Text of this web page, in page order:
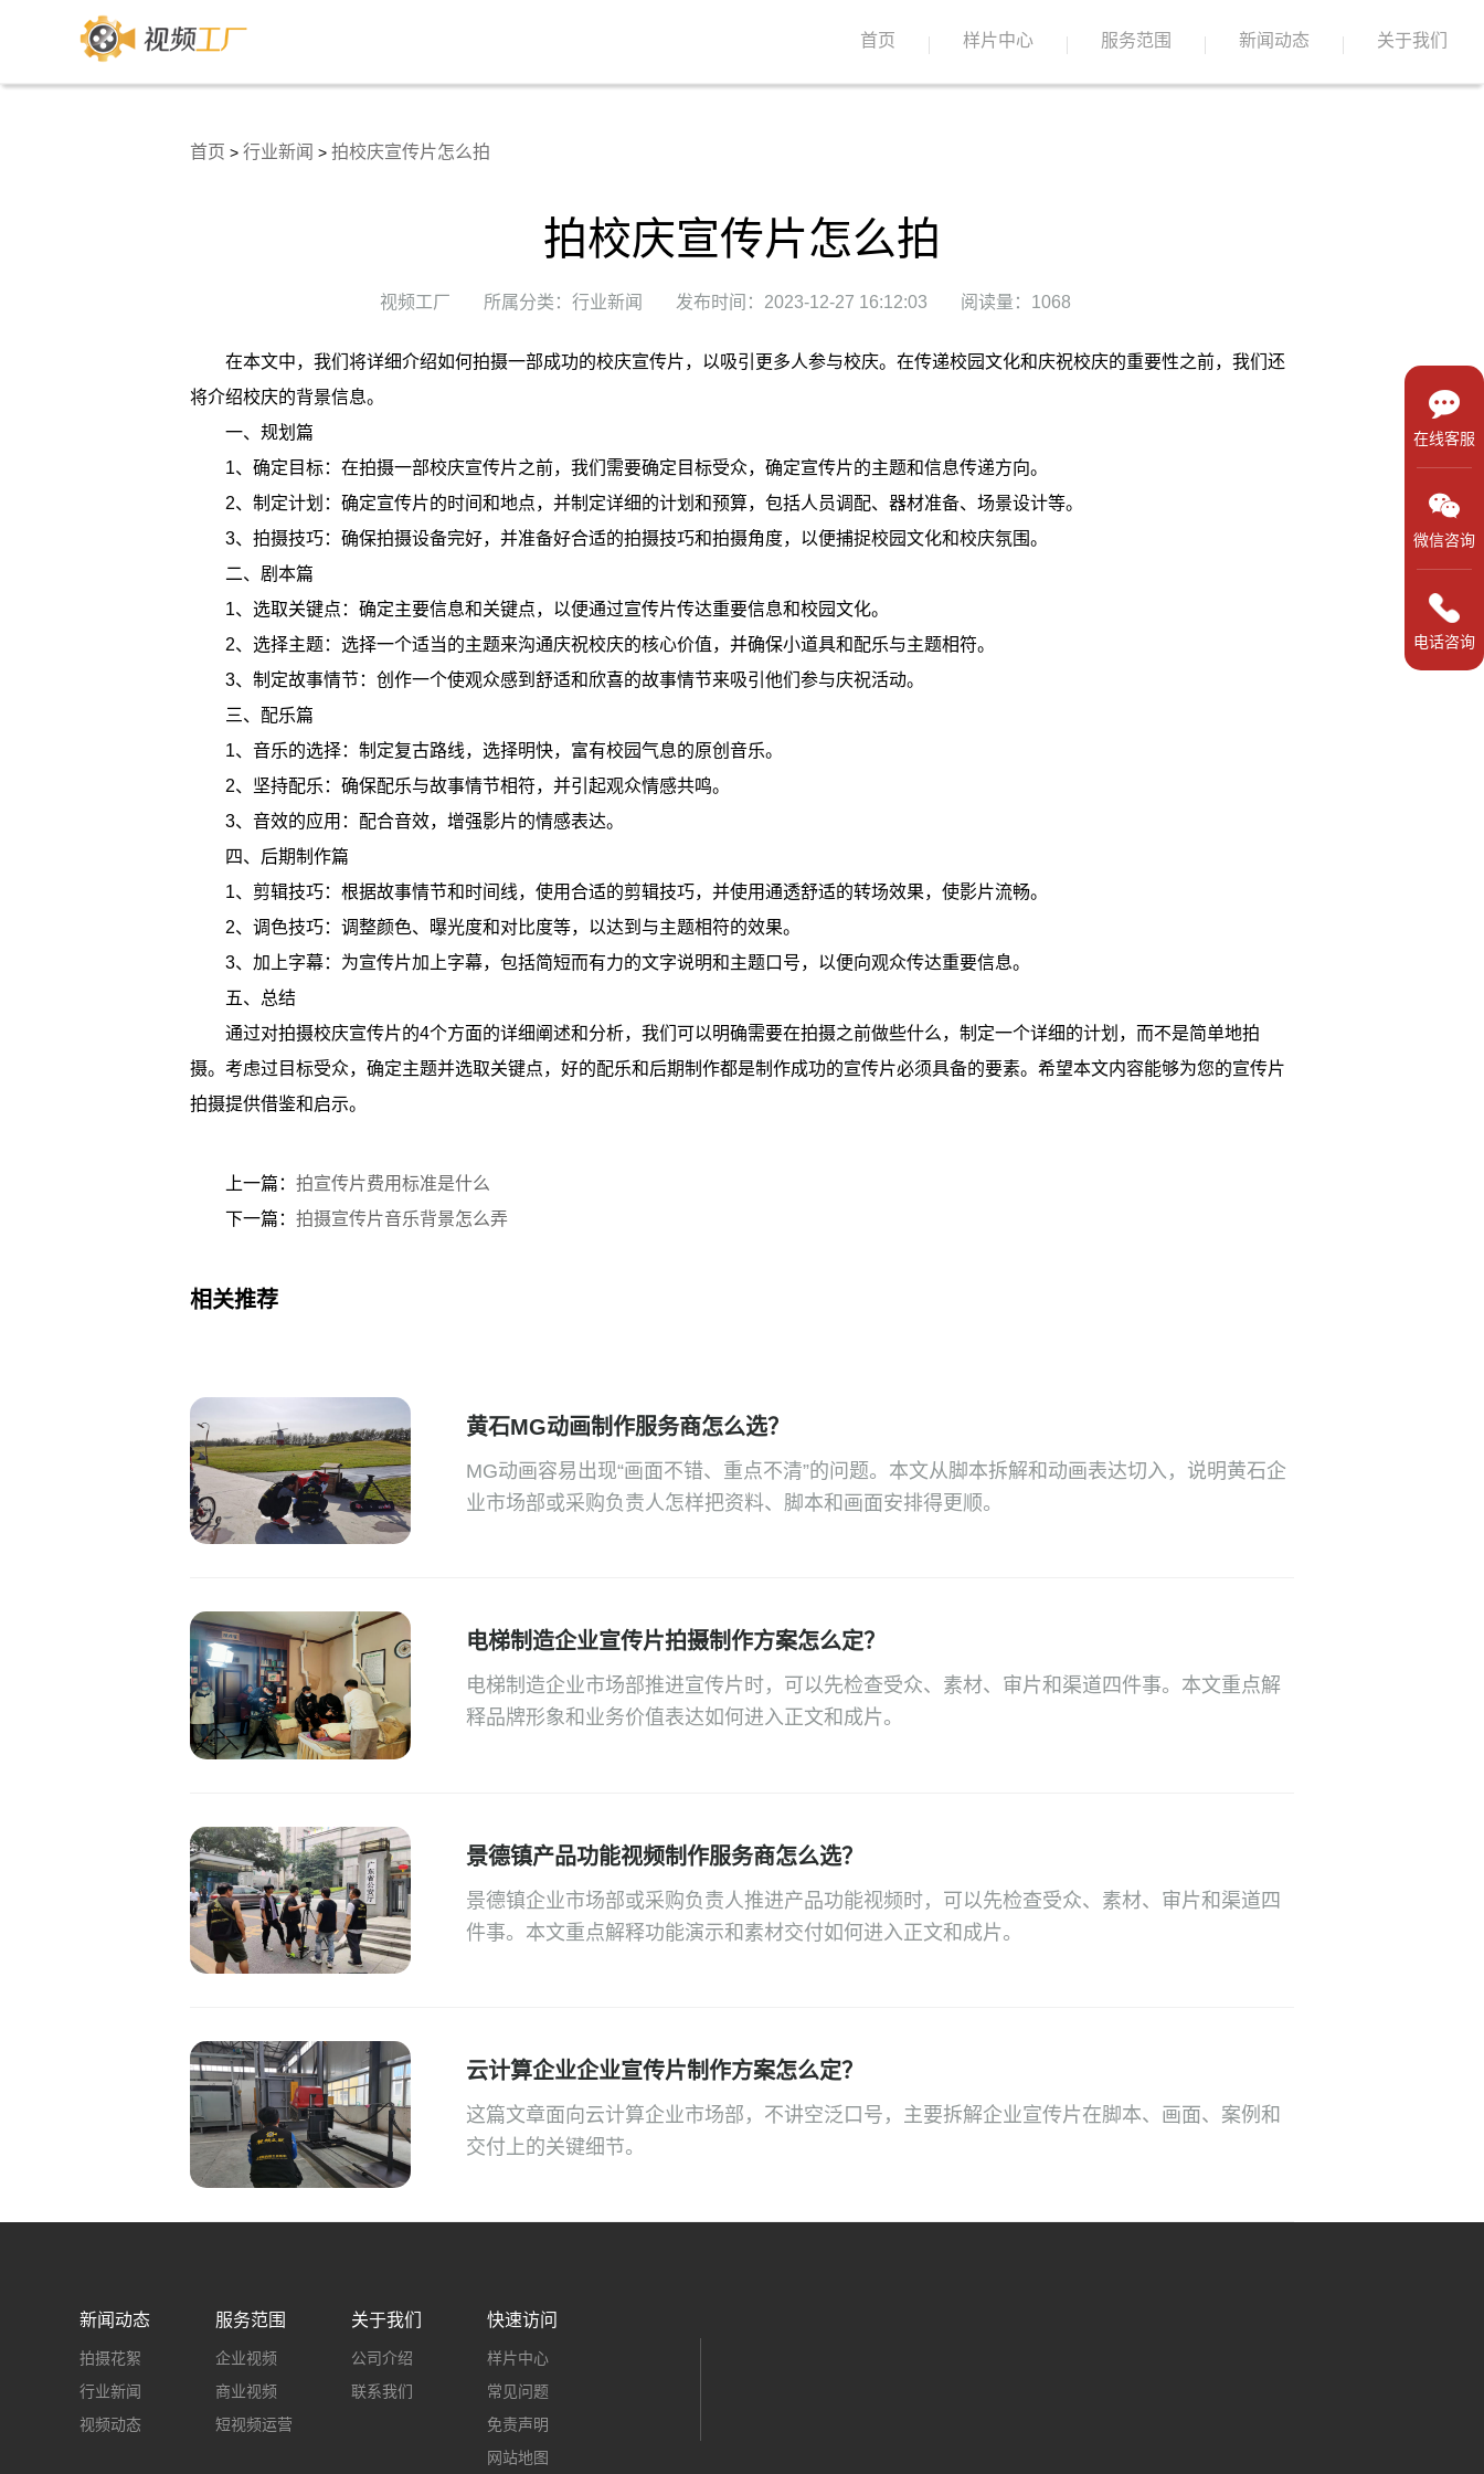
首页 样片中心 服务范围 新闻动态 关于我们
首页 > 行业新闻 > 拍校庆宣传片怎么拍
拍校庆宣传片怎么拍
视频工厂 所属分类：行业新闻 发布时间：2023-12-27 16:12:03 阅读量：1068
在本文中，我们将详细介绍如何拍摄一部成功的校庆宣传片，以吸引更多人参与校庆。在传递校园文化和庆祝校庆的重要性之前，我们还
将介绍校庆的背景信息。
一、规划篇
1、确定目标：在拍摄一部校庆宣传片之前，我们需要确定目标受众，确定宣传片的主题和信息传递方向。
2、制定计划：确定宣传片的时间和地点，并制定详细的计划和预算，包括人员调配、器材准备、场景设计等。
3、拍摄技巧：确保拍摄设备完好，并准备好合适的拍摄技巧和拍摄角度，以便捕捉校园文化和校庆氛围。
二、剧本篇
1、选取关键点：确定主要信息和关键点，以便通过宣传片传达重要信息和校园文化。
2、选择主题：选择一个适当的主题来沟通庆祝校庆的核心价值，并确保小道具和配乐与主题相符。
3、制定故事情节：创作一个使观众感到舒适和欣喜的故事情节来吸引他们参与庆祝活动。
三、配乐篇
1、音乐的选择：制定复古路线，选择明快，富有校园气息的原创音乐。
2、坚持配乐：确保配乐与故事情节相符，并引起观众情感共鸣。
3、音效的应用：配合音效，增强影片的情感表达。
四、后期制作篇
1、剪辑技巧：根据故事情节和时间线，使用合适的剪辑技巧，并使用通透舒适的转场效果，使影片流畅。
2、调色技巧：调整颜色、曝光度和对比度等，以达到与主题相符的效果。
3、加上字幕：为宣传片加上字幕，包括简短而有力的文字说明和主题口号，以便向观众传达重要信息。
五、总结
通过对拍摄校庆宣传片的4个方面的详细阐述和分析，我们可以明确需要在拍摄之前做些什么，制定一个详细的计划，而不是简单地拍
摄。考虑过目标受众，确定主题并选取关键点，好的配乐和后期制作都是制作成功的宣传片必须具备的要素。希望本文内容能够为您的宣传片
拍摄提供借鉴和启示。
上一篇： 拍宣传片费用标准是什么
下一篇： 拍摄宣传片音乐背景怎么弄
相关推荐
黄石MG动画制作服务商怎么选？
MG动画容易出现“画面不错、重点不清”的问题。本文从脚本拆解和动画表达切入，说明黄石企
业市场部或采购负责人怎样把资料、脚本和画面安排得更顺。
电梯制造企业宣传片拍摄制作方案怎么定？
电梯制造企业市场部推进宣传片时，可以先检查受众、素材、审片和渠道四件事。本文重点解
释品牌形象和业务价值表达如何进入正文和成片。
景德镇产品功能视频制作服务商怎么选？
景德镇企业市场部或采购负责人推进产品功能视频时，可以先检查受众、素材、审片和渠道四
件事。本文重点解释功能演示和素材交付如何进入正文和成片。
云计算企业企业宣传片制作方案怎么定？
这篇文章面向云计算企业市场部，不讲空泛口号，主要拆解企业宣传片在脚本、画面、案例和
交付上的关键细节。
新闻动态
拍摄花絮
行业新闻
视频动态
服务范围
企业视频
商业视频
短视频运营
关于我们
公司介绍
联系我们
快速访问
样片中心
常见问题
免责声明
网站地图
在线客服
微信咨询
电话咨询